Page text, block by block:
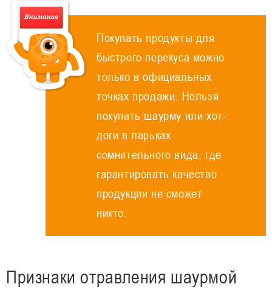
Покупать продукты для
быстрого перекуса можно
только в официальных
точках продажи. Нельзя
покупать шаурму или хот-
доги в ларьках
сомнительного вида, где
гарантировать качество
продукции не сможет
никто.
Признаки отравления шаурмой